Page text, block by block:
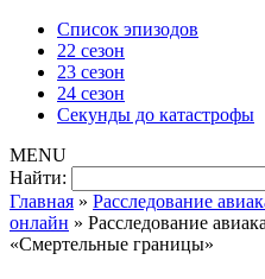
Список эпизодов
22 сезон
23 сезон
24 сезон
Секунды до катастрофы
MENU
Найти:
Главная » Расследование
онлайн » Расследование
«Смертельные границы»